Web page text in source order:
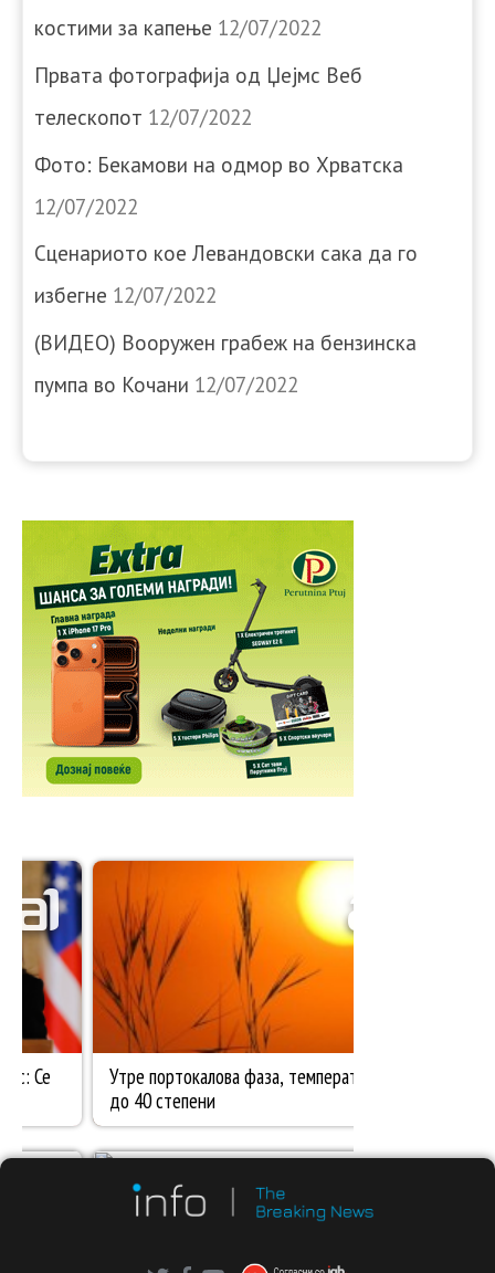
костими за капење 12/07/2022
Првата фотографија од Џејмс Веб
телескопот 12/07/2022
Фото: Бекамови на одмор во Хрватска
12/07/2022
Сценариото кое Левандовски сака да го
избегне 12/07/2022
(ВИДЕО) Вооружен грабеж на бензинска
пумпа во Кочани 12/07/2022